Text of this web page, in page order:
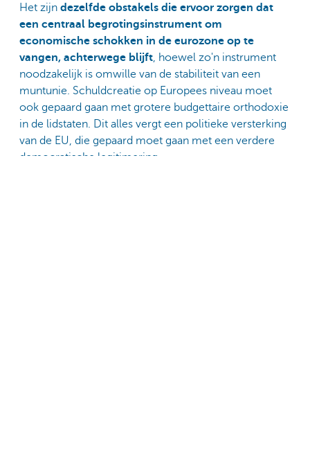
Het zijn dezelfde obstakels die ervoor zorgen dat
een centraal begrotingsinstrument om
economische schokken in de eurozone op te
vangen, achterwege blijft, hoewel zo'n instrument
noodzakelijk is omwille van de stabiliteit van een
muntunie. Schuldcreatie op Europees niveau moet
ook gepaard gaan met grotere budgettaire orthodoxie
in de lidstaten. Dit alles vergt een politieke versterking
van de EU, die gepaard moet gaan met een verdere
democratische legitimering.